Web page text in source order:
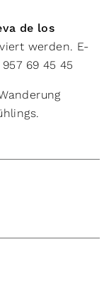
de los
werden. E-
69 45 45